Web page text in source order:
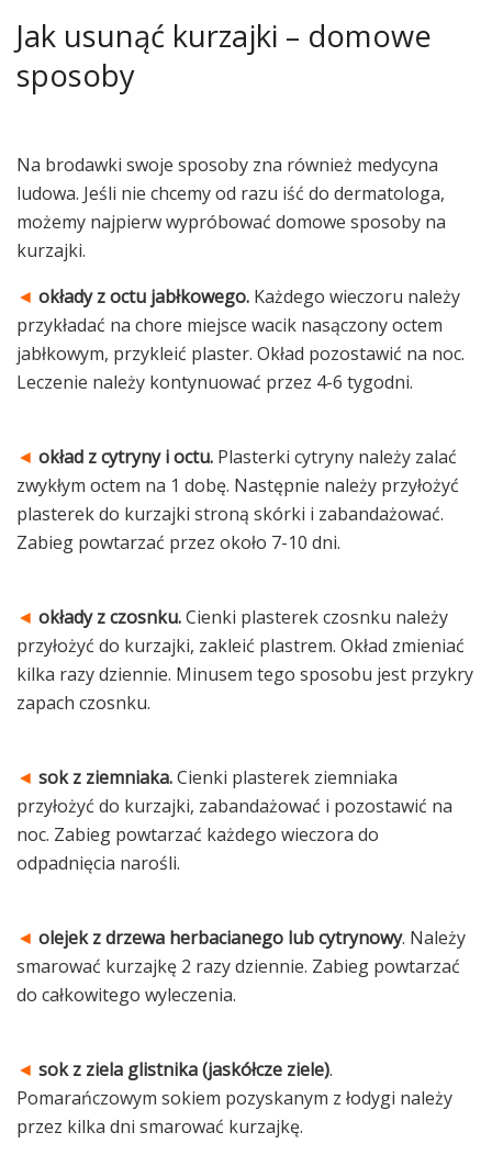
Jak usunąć kurzajki – domowe
sposoby
Na brodawki swoje sposoby zna również medycyna
ludowa. Jeśli nie chcemy od razu iść do dermatologa,
możemy najpierw wypróbować domowe sposoby na
kurzajki.
◄ okłady z octu jabłkowego. Każdego wieczoru należy
przykładać na chore miejsce wacik nasączony octem
jabłkowym, przykleić plaster. Okład pozostawić na noc.
Leczenie należy kontynuować przez 4-6 tygodni.
◄ okład z cytryny i octu. Plasterki cytryny należy zalać
zwykłym octem na 1 dobę. Następnie należy przyłożyć
plasterek do kurzajki stroną skórki i zabandażować.
Zabieg powtarzać przez około 7-10 dni.
◄ okłady z czosnku.Cienki plasterek czosnku należy
przyłożyć do kurzajki, zakleić plastrem. Okład zmieniać
kilka razy dziennie. Minusem tego sposobu jest przykry
zapach czosnku.
◄ sok z ziemniaka.Cienki plasterek ziemniaka
przyłożyć do kurzajki, zabandażować i pozostawić na
noc. Zabieg powtarzać każdego wieczora do
odpadnięcia narośli.
◄ olejek z drzewa herbacianego lub cytrynowy. Należy
smarować kurzajkę 2 razy dziennie. Zabieg powtarzać
do całkowitego wyleczenia.
◄ sok z ziela glistnika (jaskółcze ziele).
Pomarańczowym sokiem pozyskanym z łodygi należy
przez kilka dni smarować kurzajkę.